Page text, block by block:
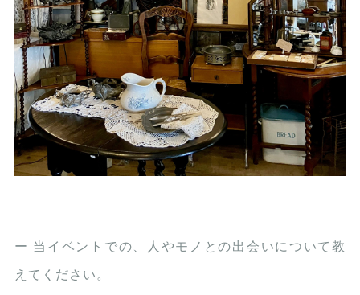
ー 当イベントでの、人やモノとの出会いについて教
えてください。